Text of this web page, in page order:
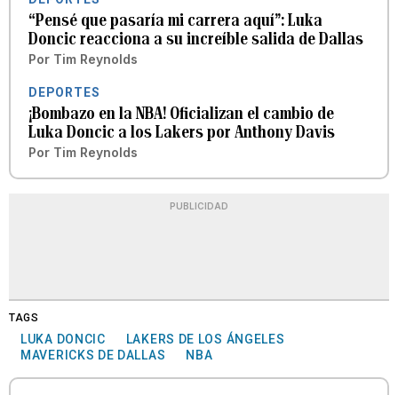
“Pensé que pasaría mi carrera aquí”: Luka
Doncic reacciona a su increíble salida de Dallas
Por Tim Reynolds
DEPORTES
¡Bombazo en la NBA! Oficializan el cambio de
Luka Doncic a los Lakers por Anthony Davis
Por Tim Reynolds
PUBLICIDAD
TAGS
LUKA DONCIC
LAKERS DE LOS ÁNGELES
MAVERICKS DE DALLAS
NBA